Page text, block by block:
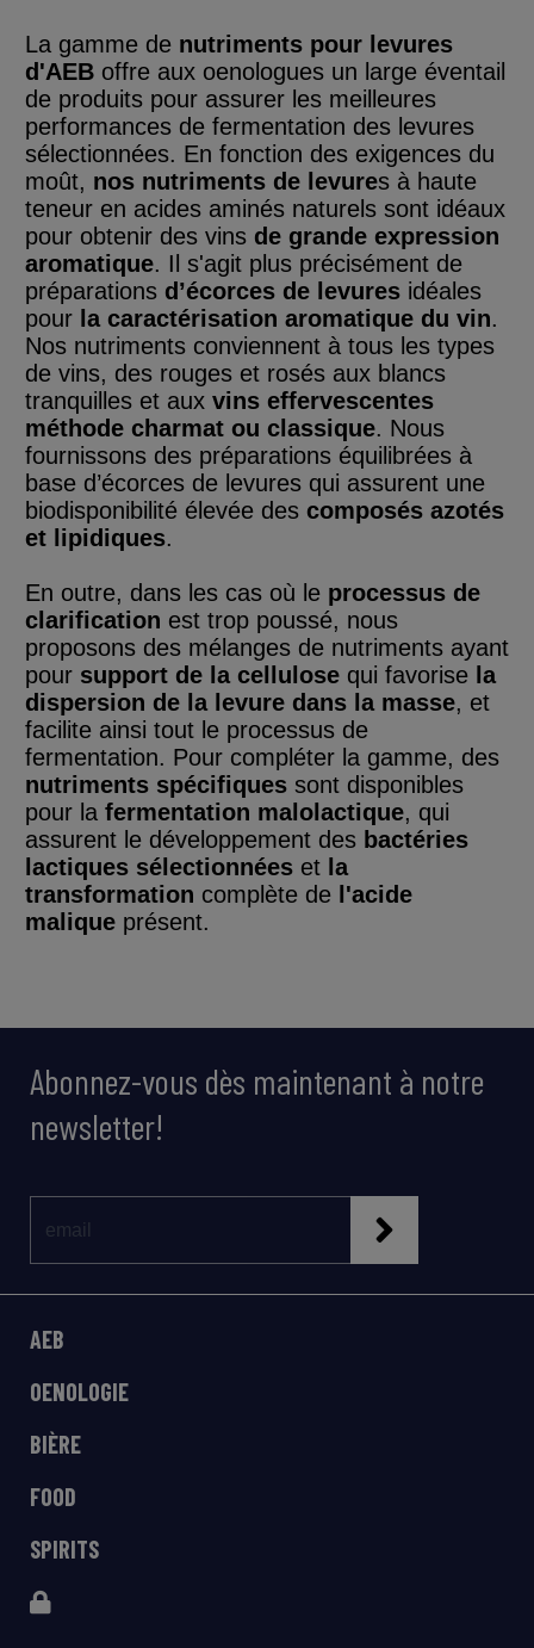
La gamme de nutriments pour levures
d'AEB offre aux oenologues un large éventail
de produits pour assurer les meilleures
performances de fermentation des levures
sélectionnées. En fonction des exigences du
moût, nos nutriments de levures à haute
teneur en acides aminés naturels sont idéaux
pour obtenir des vins de grande expression
aromatique. Il s'agit plus précisément de
préparations d’écorces de levures idéales
pour la caractérisation aromatique du vin.
Nos nutriments conviennent à tous les types
de vins, des rouges et rosés aux blancs
tranquilles et aux vins effervescentes
méthode charmat ou classique. Nous
fournissons des préparations équilibrées à
base d’écorces de levures qui assurent une
biodisponibilité élevée des composés azotés
et lipidiques.
En outre, dans les cas où le processus de
clarification est trop poussé, nous
proposons des mélanges de nutriments ayant
pour support de la cellulose qui favorise la
dispersion de la levure dans la masse, et
facilite ainsi tout le processus de
fermentation. Pour compléter la gamme, des
nutriments spécifiques sont disponibles
pour la fermentation malolactique, qui
assurent le développement des bactéries
lactiques sélectionnées et la
transformation complète de l'acide
malique présent.
Abonnez-vous dès maintenant à notre
newsletter!
AEB
OENOLOGIE
BIÈRE
FOOD
SPIRITS